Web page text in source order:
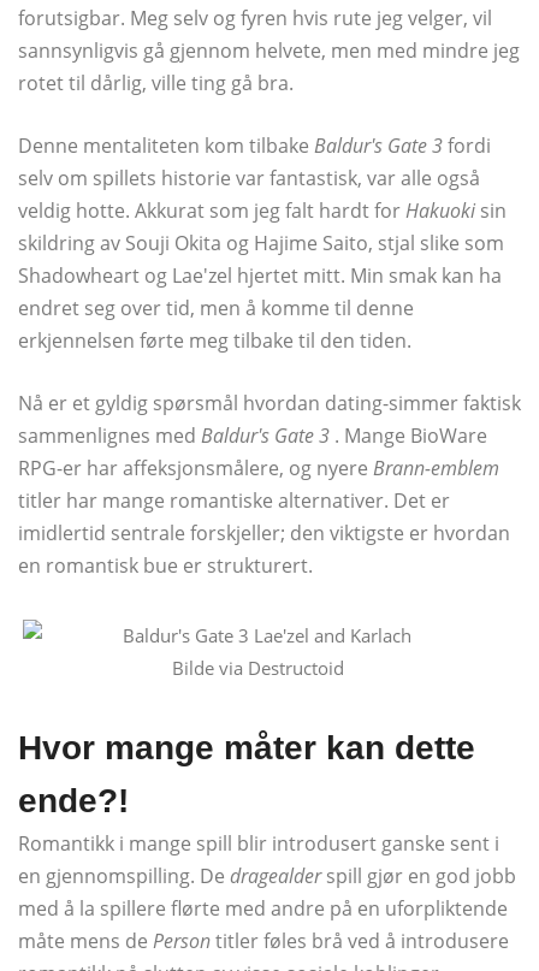
forutsigbar. Meg selv og fyren hvis rute jeg velger, vil
sannsynligvis gå gjennom helvete, men med mindre jeg
rotet til dårlig, ville ting gå bra.
Denne mentaliteten kom tilbake Baldur's Gate 3fordi
selv om spillets historie var fantastisk, var alle også
veldig hotte. Akkurat som jeg falt hardt forHakuoki sin
skildring av Souji Okita og Hajime Saito, stjal slike som
Shadowheart og Lae'zel hjertet mitt. Min smak kan ha
endret seg over tid, men å komme til denne
erkjennelsen førte meg tilbake til den tiden.
Nå er et gyldig spørsmål hvordan dating-simmer faktisk
sammenlignes med Baldur's Gate 3 . Mange BioWare
RPG-er har affeksjonsmålere, og nyere Brann-emblem
titler har mange romantiske alternativer. Det er
imidlertid sentrale forskjeller; den viktigste er hvordan
en romantisk bue er strukturert.
Bilde via Destructoid
Hvor mange måter kan dette
ende?!
Romantikk i mange spill blir introdusert ganske sent i
en gjennomspilling. De dragealderspill gjør en god jobb
med å la spillere flørte med andre på en uforpliktende
måte mens de Persontitler føles brå ved å introdusere